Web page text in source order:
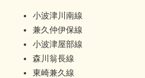
小波津川南線
兼久仲伊保線
小波津屋部線
森川翁長線
東崎兼久線